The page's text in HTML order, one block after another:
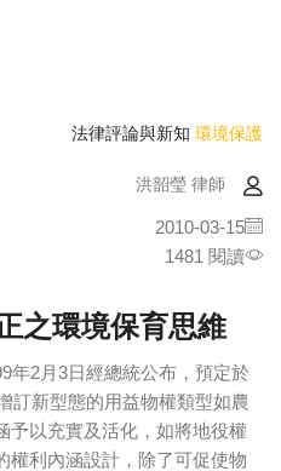
法律評論與新知 環境保護
洪韶瑩 律師
2010-03-15
1481 閱讀
之環境保育思維
年2月3日經總統公布，預定於
訂新型態的用益物權類型如農
予以充實及活化，如將地役權
權利內涵設計，除了可促使物